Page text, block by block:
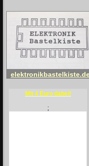
Mit 4 Euro dabei!
;